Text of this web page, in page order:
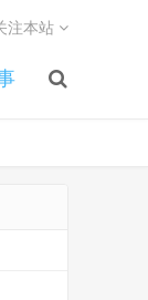
注本站